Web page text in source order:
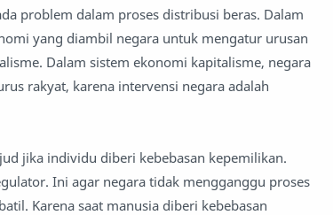
problem dalam proses distribusi beras. Dalam
yang diambil negara untuk mengatur urusan
Dalam sistem ekonomi kapitalisme, negara
rakyat, karena intervensi negara adalah
jika individu diberi kebebasan kepemilikan.
Ini agar negara tidak mengganggu proses
Karena saat manusia diberi kebebasan